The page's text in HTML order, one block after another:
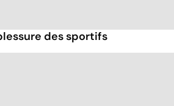
des sportifs